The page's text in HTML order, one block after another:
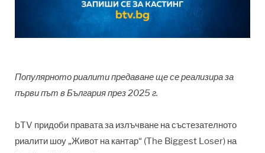
Популярното риалити предаване ще се реализира за
първи път в България през 2025 г.
bTV придоби правата за излъчване на състезателното
риалити шоу „Живот на кантар“ (The Biggest Loser) на